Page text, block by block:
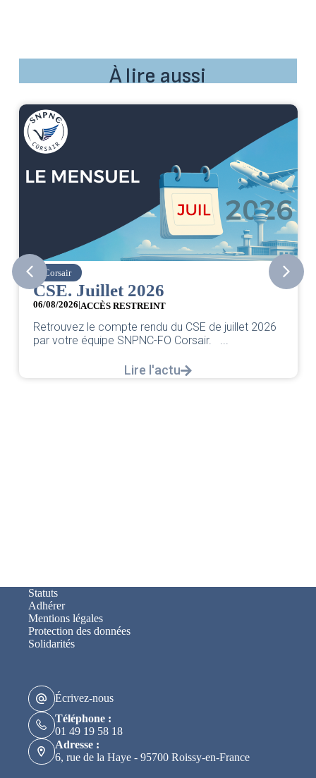
À lire aussi
Corsair
CSE. Juillet 2026
06/08/2026|ACCÈS RESTREINT
Retrouvez le compte rendu du CSE de juillet 2026
par votre équipe SNPNC-FO Corsair. ...
Lire l'actu
Statuts
Adhérer
Mentions légales
Protection des données
Solidarités
Écrivez-nous
Téléphone :
01 49 19 58 18
Adresse :
6, rue de la Haye - 95700 Roissy-en-France